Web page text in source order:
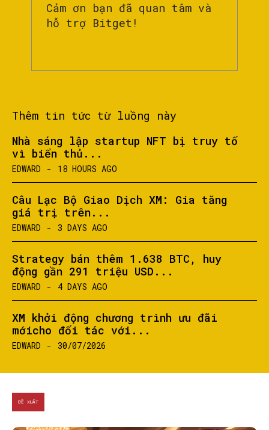
Cảm ơn bạn đã quan tâm và
hỗ trợ Bitget!
Thêm tin tức từ luồng này
Nhà sáng lập startup NFT bị truy tố
vì biển thủ...
EDWARD - 18 HOURS AGO
Câu Lạc Bộ Giao Dịch XM: Gia tăng
giá trị trên...
EDWARD - 3 DAYS AGO
Strategy bán thêm 1.638 BTC, huy
động gần 291 triệu USD...
EDWARD - 4 DAYS AGO
XM khởi động chương trình ưu đãi
mớicho đối tác với...
EDWARD - 30/07/2026
ĐỀ XUẤT